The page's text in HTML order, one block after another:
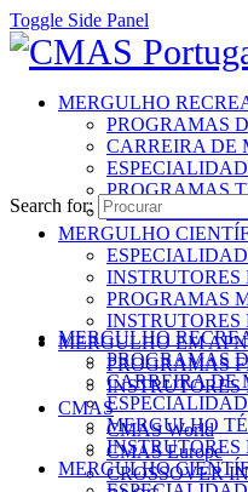
Toggle Side Panel
MERGULHO
PROGRAMAS
CARREIRA DE
PROGRAMAS
INSTRUTORES
MERGULHO
INSTRUTORES
PROGRAMAS
MERGULHO EM
PROGRAMAS
INSTRUTORES
CMAS
CMAS World
CMAS Europe
CROSSOVER
Search for:
MERGULHO
PROGRAMAS
CARREIRA DE
MERGULHO
INSTRUTORES
MERGULHO